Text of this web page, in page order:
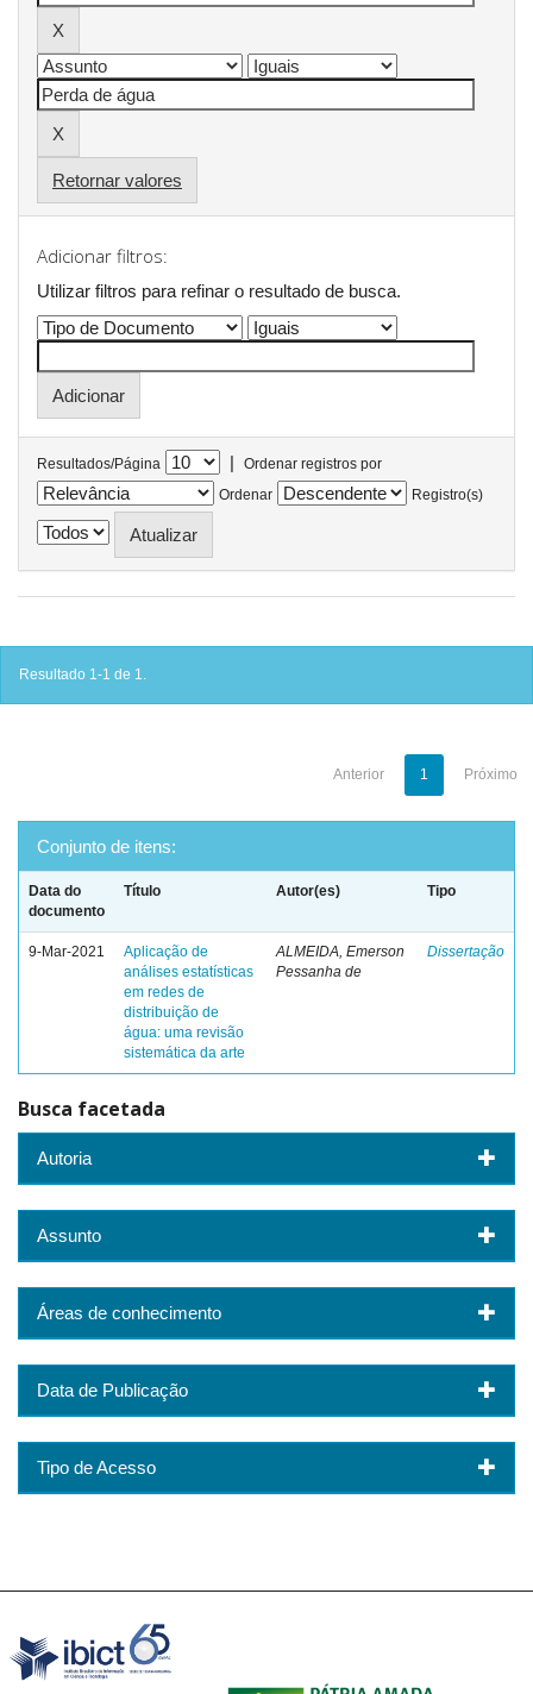
Retornar valores
Adicionar filtros:
Utilizar filtros para refinar o resultado de busca.
Resultados/Página |
Ordenar registros por
Ordenar
Registro(s)
Resultado 1-1 de 1.
Anterior 1 Próximo
Conjunto de itens:
Data do
documento
Título Autor(es) Tipo
9-Mar-2021
Aplicação de
análises estatísticas
em redes de
distribuição de
água: uma revisão
sistemática da arte
ALMEIDA, Emerson
Pessanha de
Dissertação
Busca facetada
Autoria
Assunto
Áreas de conhecimento
Data de Publicação
Tipo de Acesso